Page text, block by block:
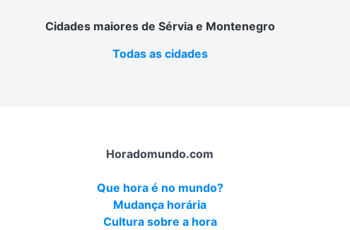
Cidades maiores de Sérvia e Montenegro
Todas as cidades
Horadomundo.com
Que hora é no mundo?
Mudança horária
Cultura sobre a hora